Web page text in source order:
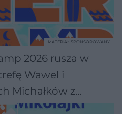
2026 rusza w
Wawel i
Michałków z
MATERIAŁ SPONSOROWANY